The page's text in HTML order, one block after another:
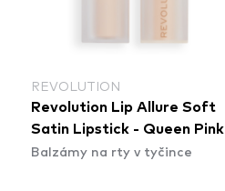
REVOLUTION
Revolution Lip Allure Soft
Satin Lipstick - Queen Pink
Balzámy na rty v tyčince